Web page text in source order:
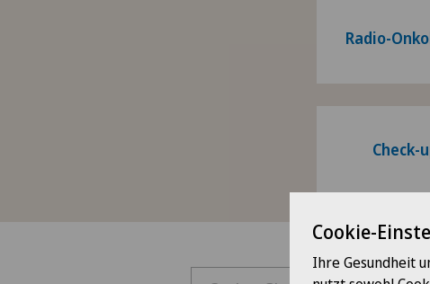
Radio-
Check-
Cookie-
Ihre Gesundheit